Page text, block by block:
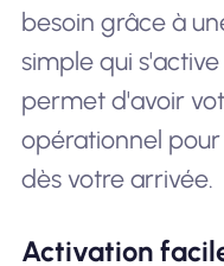
besoin grâce à
simple qui
permet d'avoir
opérationnel
dès votre arrivée.
Activation